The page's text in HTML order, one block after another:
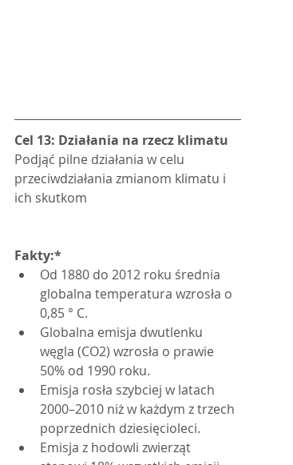
Cel 13: Działania na rzecz klimatu
Podjąć pilne działania w celu
przeciwdziałania zmianom klimatu i
ich skutkom
Fakty:*
Od 1880 do 2012 roku średnia
globalna temperatura wzrosła o
0,85 ° C.
Globalna emisja dwutlenku
węgla (CO2) wzrosła o prawie
50% od 1990 roku.
Emisja rosła szybciej w latach
2000–2010 niż w każdym z trzech
poprzednich dziesięcioleci.
Emisja z hodowli zwierząt